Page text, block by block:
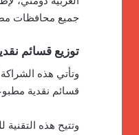
جميع محافظات
توزيع قسائم
وتأتي هذه
قسائم نقدية
وتتيح هذه